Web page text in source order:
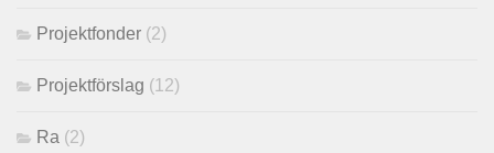
Projektfonder (2)
Projektförslag (12)
Ra (2)